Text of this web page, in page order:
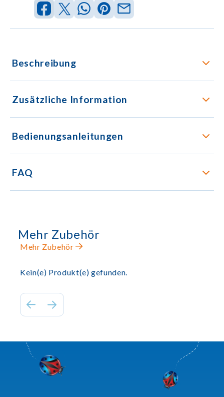
Beschreibung
Zusätzliche Information
Bedienungsanleitungen
FAQ
Mehr Zubehör
Mehr Zubehör
Kein(e) Produkt(e) gefunden.